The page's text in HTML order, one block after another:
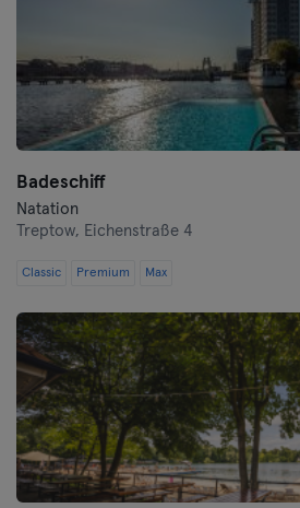
Badeschiff
Natation
Treptow, Eichenstraße 4
Classic Premium Max
Cologne
Konstanz
Leipzig
Magdeburg
Mayence
Mannheim
Moenchengladbach